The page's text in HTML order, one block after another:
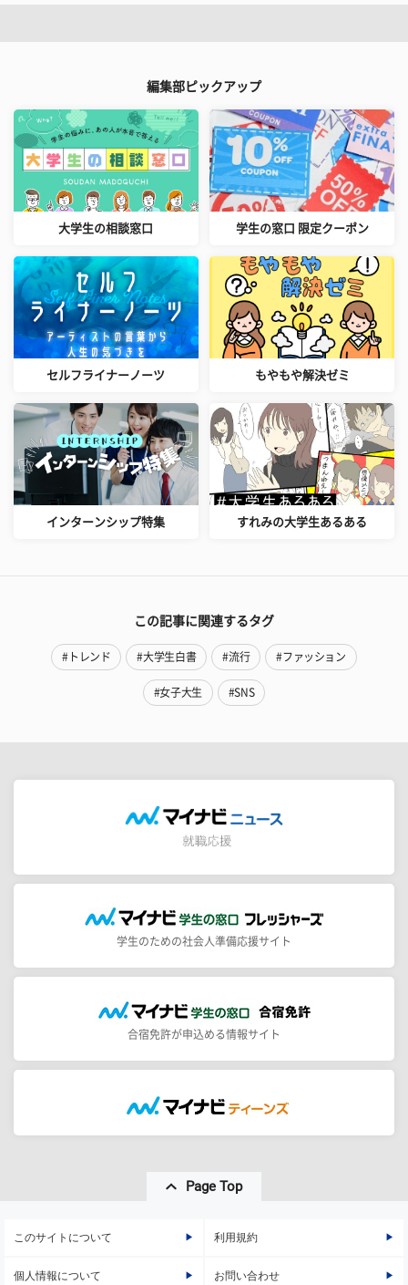
編集部ピックアップ
大学生の相談窓口 学生の窓口 限定クーポン
セルフライナーノーツ もやもや解決ゼミ
インターンシップ特集 すれみの大学生あるある
この記事に関連するタグ
#トレンド #大学生白書 #流行 #ファッション
#女子大生 #SNS
学生のための社会人準備応援サイト
合宿免許が申込める情報サイト
Page Top
このサイトについて 利用規約
個人情報について お問い合わせ